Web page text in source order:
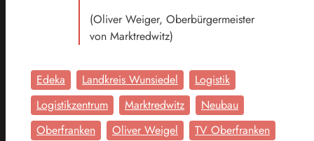
(Oliver Weiger, Oberbürgermeister
von Marktredwitz)
Edeka Landkreis Wunsiedel
Logistik
Logistikzentrum
Marktredwitz
Neubau
Oberfranken
Oliver Weigel
TV Oberfranken